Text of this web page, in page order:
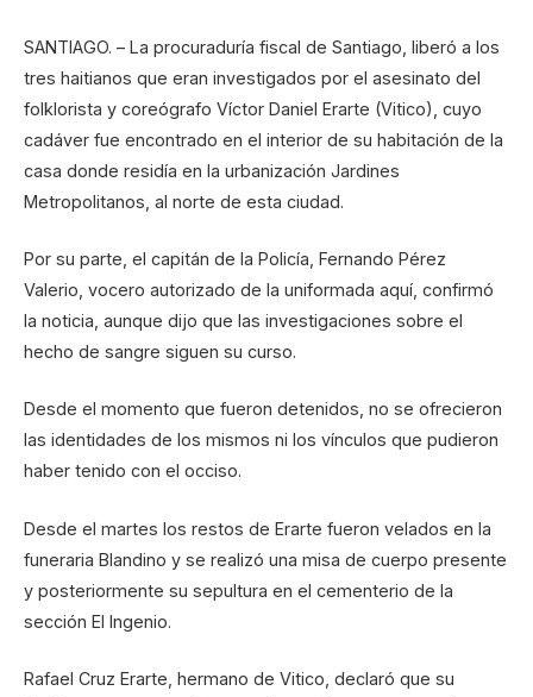
SANTIAGO. – La procuraduría fiscal de Santiago, liberó a los
tres haitianos que eran investigados por el asesinato del
folklorista y coreógrafo Víctor Daniel Erarte (Vitico), cuyo
cadáver fue encontrado en el interior de su habitación de la
casa donde residía en la urbanización Jardines
Metropolitanos, al norte de esta ciudad.
Por su parte, el capitán de la Policía, Fernando Pérez
Valerio, vocero autorizado de la uniformada aquí, confirmó
la noticia, aunque dijo que las investigaciones sobre el
hecho de sangre siguen su curso.
Desde el momento que fueron detenidos, no se ofrecieron
las identidades de los mismos ni los vínculos que pudieron
haber tenido con el occiso.
Desde el martes los restos de Erarte fueron velados en la
funeraria Blandino y se realizó una misa de cuerpo presente
y posteriormente su sepultura en el cementerio de la
sección El Ingenio.
Rafael Cruz Erarte, hermano de Vitico, declaró que su